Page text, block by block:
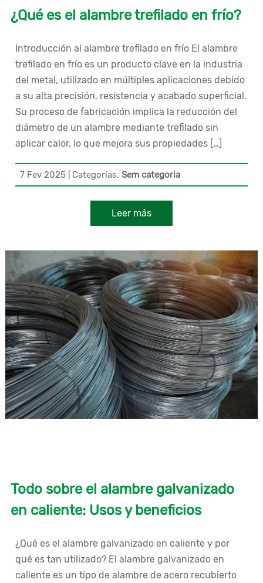
¿Qué es el alambre trefilado en frío?
Introducción al alambre trefilado en frío El alambre
trefilado en frío es un producto clave en la industria
del metal, utilizado en múltiples aplicaciones debido
a su alta precisión, resistencia y acabado superficial.
Su proceso de fabricación implica la reducción del
diámetro de un alambre mediante trefilado sin
aplicar calor, lo que mejora sus propiedades […]
7 Fev 2025 Categorías: Sem categoria
Leer más
Todo sobre el alambre galvanizado
en caliente: Usos y beneficios
¿Qué es el alambre galvanizado en caliente y por
qué es tan utilizado? El alambre galvanizado en
caliente es un tipo de alambre de acero recubierto